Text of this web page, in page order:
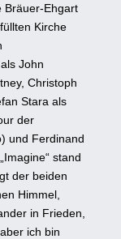
Bräuer-Ehgart
Kirche
John
Christoph
Stara als
der
und Ferdinand
stand
der beiden
Himmel,
in Frieden,
ich bin